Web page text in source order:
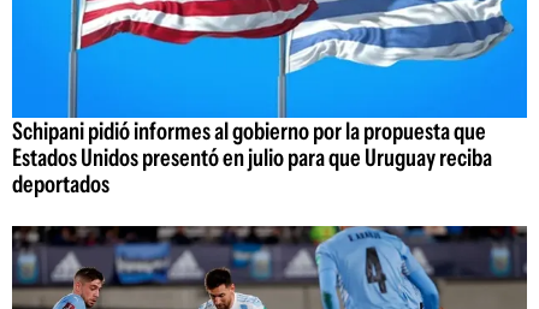
Schipani pidió informes al gobierno por la propuesta que
Estados Unidos presentó en julio para que Uruguay reciba
deportados